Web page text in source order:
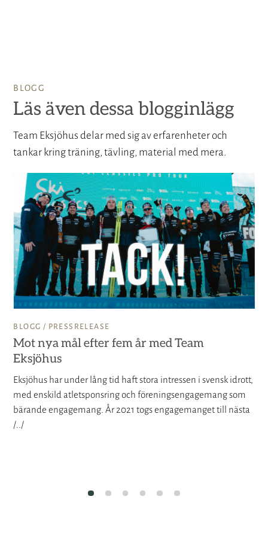
BLOGG
Läs även dessa blogginlägg
Team Eksjöhus delar med sig av erfarenheter och
tankar kring träning, tävling, material med mera.
BLOGG / PRESSRELEASE
Mot nya mål efter fem år med Team
Eksjöhus
Eksjöhus har under lång tid haft stora intressen i svensk idrott,
med enskild atletsponsring och föreningsengagemang som
bärande engagemang. År 2021 togs engagemanget till nästa
/../